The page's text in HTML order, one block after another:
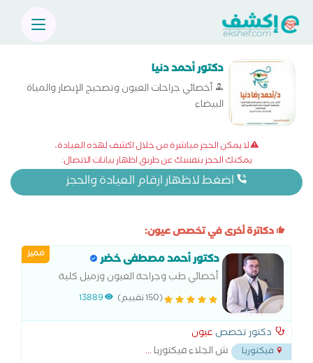
دكتور أحمد دنيا
أخصائي جراحات العيون وتصحيح الإبصار والمياة
البيضاء
لا يمكن الحجز مباشرة من خلال اكشف لهذه العيادة،
يمكنك الحجز بنفسك عن طريق اظهار بيانات الاتصال:
اضغط لاظهار ارقام العيادة والحجز
دكاترة أخرى في تخصص عيون:
مميز دكتور أحمد مصطفى خضر
أخصائي طب وجراحة العيون وزميل كلية
الجراحين الملكية للعيون وعضو الجمعية
(150 تقييم) 13889
دكتور تخصص عيون
فيكتوريا ش الجلاء فيكتوريا...